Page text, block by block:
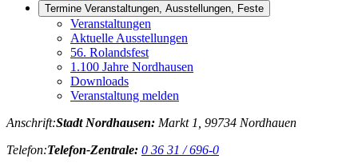
Termine Veranstaltungen, Ausstellungen, Feste
Veranstaltungen
Aktuelle Ausstellungen
56. Rolandsfest
1.100 Jahre Nordhausen
Downloads
Veranstaltung melden
Anschrift:Stadt Nordhausen: Markt 1, 99734 Nordhauen
Telefon:Telefon-Zentrale: 0 36 31 / 696-0